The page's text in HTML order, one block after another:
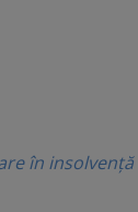
în insolvenţă